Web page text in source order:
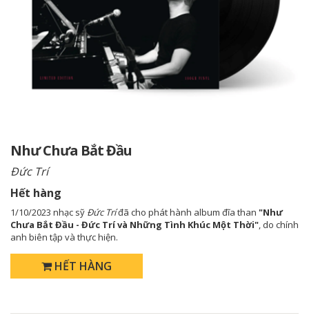
Như Chưa Bắt Đầu
Đức Trí
Hết hàng
1/10/2023 nhạc sỹ Đức Tríđã cho phát hành album đĩa than "Như
Chưa Bắt Đầu - Đức Trí và Những Tình Khúc Một Thời", do chính
anh biên tập và thực hiện.
HẾT HÀNG